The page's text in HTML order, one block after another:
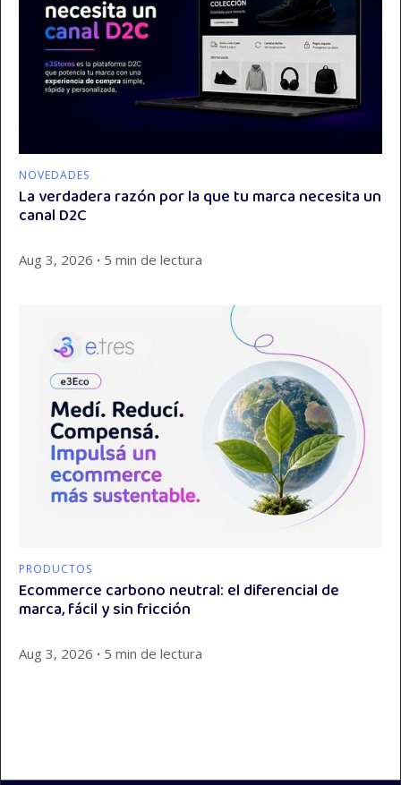
NOVEDADES
La verdadera razón por la que tu marca necesita un
canal D2C
Aug 3, 2026 ∙ 5 min de lectura
PRODUCTOS
Ecommerce carbono neutral: el diferencial de
marca, fácil y sin fricción
Aug 3, 2026 ∙ 5 min de lectura